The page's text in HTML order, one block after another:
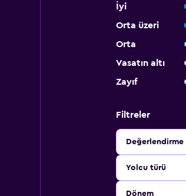
İyi
Orta üzeri
Orta
Vasatın altı
Zayıf
Filtreler
Değerlendirme
Yolcu türü
Dönem